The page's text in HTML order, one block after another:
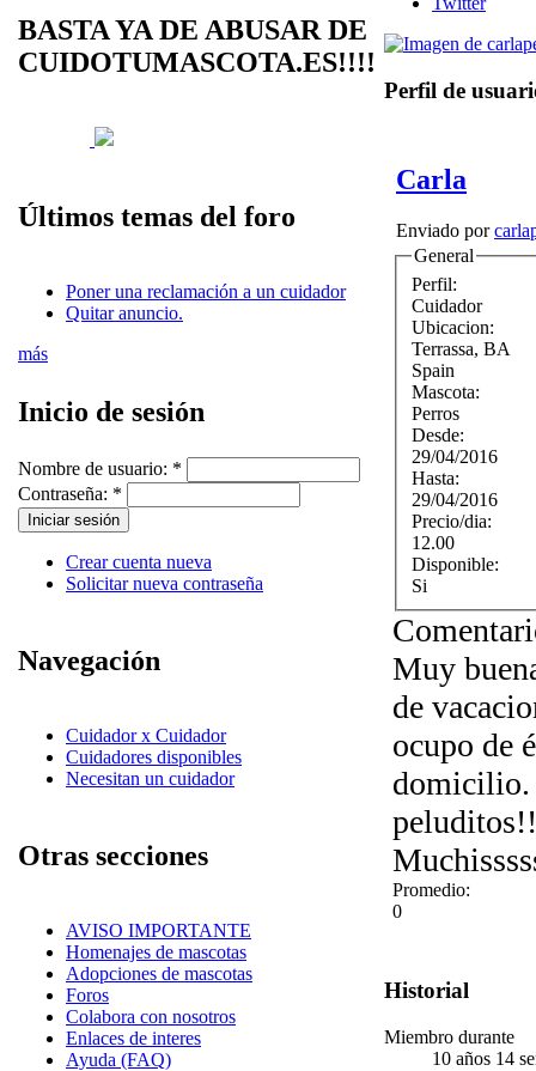
BASTA YA DE ABUSAR DE
CUIDOTUMASCOTA.ES!!!!
Últimos temas del foro
Poner una reclamación a un cuidador
Quitar anuncio.
más
Inicio de sesión
Nombre de usuario: *
Contraseña: *
Crear cuenta nueva
Solicitar nueva contraseña
Navegación
Cuidador x Cuidador
Cuidadores disponibles
Necesitan un cuidador
Otras secciones
AVISO IMPORTANTE
Homenajes de mascotas
Adopciones de mascotas
Foros
Colabora con nosotros
Enlaces de interes
Ayuda (FAQ)
Perfil de
Carla
Enviado por
General
Perfil:
Cuidador
Ubicacion:
Terrassa, BA
Spain
Mascota:
Perros
Desde:
29/04/2016
Hasta:
29/04/2016
Precio/dia:
12.00
Disponible:
Si
Muy
de
ocupo de
domicilio.
Promedio:
0
Historial
Miembro durante
10 años 14